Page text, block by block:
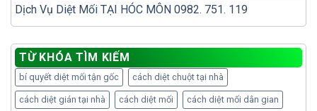
Dịch Vụ Diệt Mối TẠI HÓC MÔN 0982. 751. 119
TỪ KHÓA TÌM KIẾM
bí quyết diệt mối tận gốc cách diệt chuột tại nhà
cách diệt gián tại nhà cách diệt mối cách diệt mối dân gian